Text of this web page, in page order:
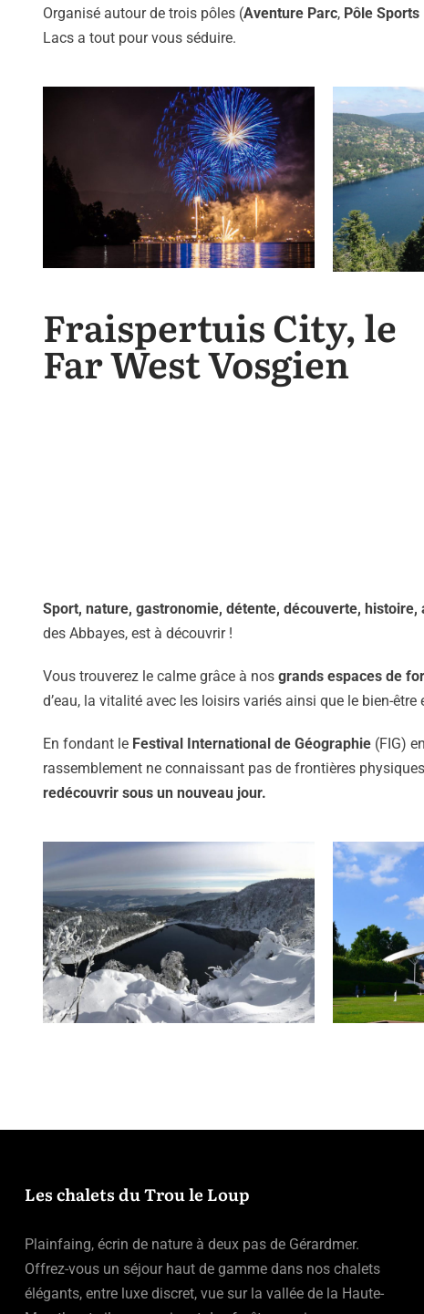
Organisé autour de trois pôles (Aventure Parc, Pôle
Lacs a tout pour vous séduire.
Fraispertuis City, le
Far West Vosgien
Sport, nature, gastronomie, détente, découverte, histoire,
des Abbayes, est à découvrir !
Vous trouverez le calme grâce à nos grands espaces de
d’eau, la vitalité avec les loisirs variés ainsi que le bien-
En fondant le Festival International de Géographie (FIG)
rassemblement ne connaissant pas de frontières
redécouvrir sous un nouveau jour.
Les chalets du Trou le Loup
Plainfaing, écrin de nature à deux pas de Gérardmer.
Offrez-vous un séjour haut de gamme dans nos chalets
élégants, entre luxe discret, vue sur la vallée de la Haute-